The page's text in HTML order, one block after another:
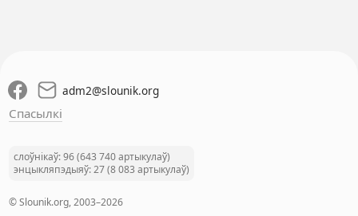
adm2@slounik.org
Спасылкі
слоўнікаў: 96 (643 740 артыкулаў)
энцыкляпэдыяў: 27 (8 083 артыкулаў)
© Slounik.org, 2003–2026